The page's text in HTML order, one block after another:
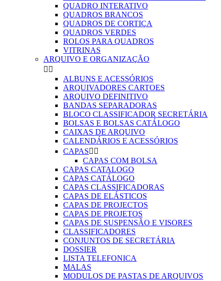
QUADRO INTERATIVO
QUADROS BRANCOS
QUADROS DE CORTIÇA
QUADROS VERDES
ROLOS PARA QUADROS
VITRINAS
ARQUIVO E ORGANIZAÇÃO
 
ALBUNS E ACESSÓRIOS
ARQUIVADORES CARTOES
ARQUIVO DEFINITIVO
BANDAS SEPARADORAS
BLOCO CLASSIFICADOR SECRETÁRIA
BOLSAS E BOLSAS CATÁLOGO
CAIXAS DE ARQUIVO
CALENDÁRIOS E ACESSÓRIOS
CAPAS 
CAPAS COM BOLSA
CAPAS CATALOGO
CAPAS CATÁLOGO
CAPAS CLASSIFICADORAS
CAPAS DE ELÁSTICOS
CAPAS DE PROJECTOS
CAPAS DE PROJETOS
CAPAS DE SUSPENSÃO E VISORES
CLASSIFICADORES
CONJUNTOS DE SECRETÁRIA
DOSSIER
LISTA TELEFONICA
MALAS
MODULOS DE PASTAS DE ARQUIVOS